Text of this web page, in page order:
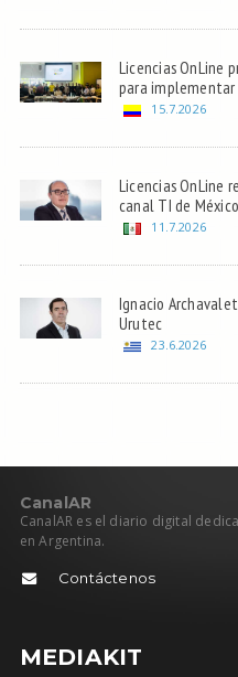
Licencias OnLine
para implementar
15.7.2026
Licencias OnLine
canal TI de México
11.7.2026
Ignacio
Urutec
23.6.2026
CanalAR
CanalAR es el diario digital
en Argentina.
Contáctenos
MEDIAKIT